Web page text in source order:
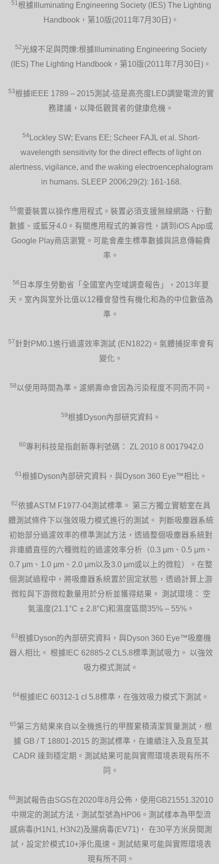
51 根據Illuminating Engineering Society (IES) The Lighting
Handbook，第10版(2011年7月30日)。
52光線不足與閃爍:根據Illuminating Engineering Society
(IES) The Lighting Handbook，第10版(2011年7月30日)。
53根據IEEE 1789 – 2015測試-這是高亮度LED調變電流的實
務建議，以降低觀賞者的健康危機。
54
Lockley SW; Evans EE; Scheer FAJL et al. Short-
wavelength sensitivity for the direct effects of light on
alertness, vigilance, and the waking electroencephalogram
in humans. SLEEP 2006;29(2): 161-168.
55需要裝置以操作應用程式。裝置必須支援無線網路、行動
數據、或藍牙4.0。有關應用程式的兼容性，請到iOS App或
Google Play商店瀏覽。可能會產生標準數據與訊息傳輸費
率。
56 日本厚生勞動省「全國室內空域調查報告」，2013年夏
天。室內與室外比值以12種會發性有機化和為的中位數值為
準。
57針對PM0.1進行過濾效率測試 (EN1822)。氣體捕捉率會有
變化。
58以使用時間為準。濾網壽命會因為污染程度不同而不同。
59根據Dyson內部研究資料。
60專利科技是指創新專利號碼： ZL 2010 8 0017942.0
61 根據Dyson內部研究資料，與Dyson 360 Eye™相比。
62依據ASTM F1977-04測試標準。 第三方獨立實驗室在具
體測試條件下以強效吸力模式進行的測試。 判斷吸塵器系統
初始部分過濾效率的標準測試方法，透過整個吸塵器系統對
非連續直徑的六種微粒的過濾效率分析（0.3 μm、0.5 μm、
0.7 μm、1.0 μm、2.0 μm以及3.0 μm或以上的微粒）。在整
個測試過程中，將吸塵器系統置於固定狀態，透過計算上游
微粒與下游微粒數量用於分析並獲得結果。 測試環境： 空
氣溫度(21.1°C ± 2.8°C)和濕度區間35% – 55%。
63根據Dyson的內部研究資料，與Dyson 360 Eye™吸塵機
器人相比。 根據IEC 62885-2 CL5.8標準測試吸力。 以強效
吸力模式測試。
64根據IEC 60312-1 cl 5.8標準，在強效吸力模式下測試。
65第三方結果來自以全機進行的甲醛累積清潔質量測試，根
據 GB / T 18801-2015 的測試標準，在連續注入及直至其
CADR 達到穩定期。測試結果可能與實際環境表現有所不
同。
66測試報告由SGS在2020年8月公佈，使用GB21551.32010
中規定的測試方法，測試型號為HP06。測試樣本為甲型流
感病毒(H1N1, H3N2)及腸病毒(EV71)， 在30平方米房間測
試，設定於模式10+淨化風速。測試結果可能與實際環境表
現有所不同。